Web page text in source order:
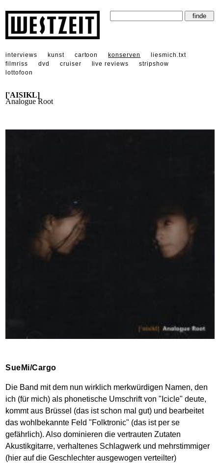
interviews kunst cartoon konserven
liesmich.txt
filmriss
dvd cruiser live reviews
stripshow
lottofoon
['AISIKL]
Analogue Root
SueMi/Cargo
Die Band mit dem nun wirklich merkwürdigen Namen, den
ich (für mich) als phonetische Umschrift von "Icicle" deute,
kommt aus Brüssel (das ist schon mal gut) und bearbeitet
das wohlbekannte Feld "Folktronic" (das ist per se
gefährlich). Also dominieren die vertrauten Zutaten
Akustikgitarre, verhaltenes Schlagwerk und mehrstimmiger
(hier auf die Geschlechter ausgewogen verteilter)